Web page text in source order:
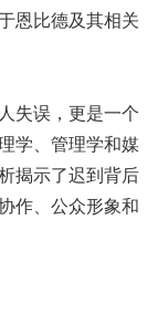
恩比德及其相关
失误，更是一个
学、管理学和媒
揭示了迟到背后
作、公众形象和